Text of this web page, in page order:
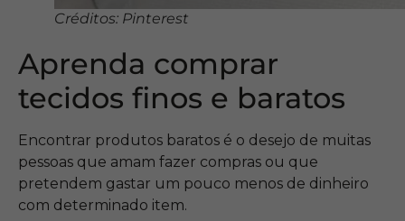
Créditos: Pinterest
Aprenda comprar
tecidos finos e baratos
Encontrar produtos baratos é o desejo de muitas
pessoas que amam fazer compras ou que
pretendem gastar um pouco menos de dinheiro
com determinado item.